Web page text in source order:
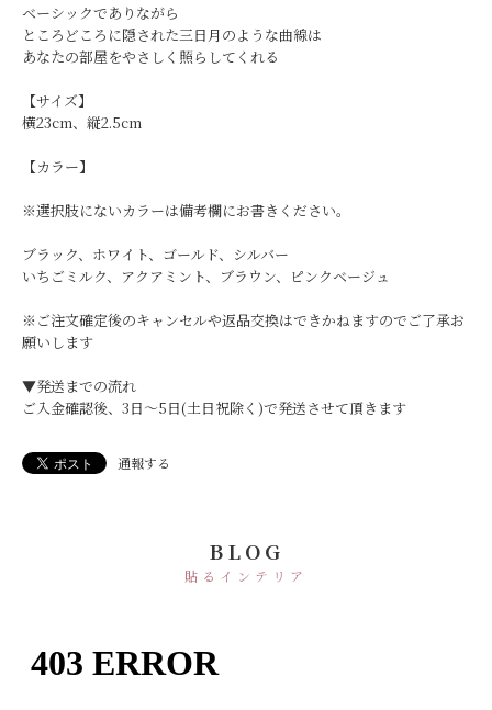
ベーシックでありながら
ところどころに隠された三日月のような曲線は
あなたの部屋をやさしく照らしてくれる
【サイズ】
横23cm、縦2.5cm
【カラー】
※選択肢にないカラーは備考欄にお書きください。
ブラック、ホワイト、ゴールド、シルバー
いちごミルク、アクアミント、ブラウン、ピンクベージュ
※ご注文確定後のキャンセルや返品交換はできかねますのでご了承お
願いします
▼発送までの流れ
ご入金確認後、3日〜5日(土日祝除く)で発送させて頂きます
通報する
BLOG
貼るインテリア